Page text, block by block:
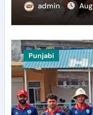
admin
Punjabi